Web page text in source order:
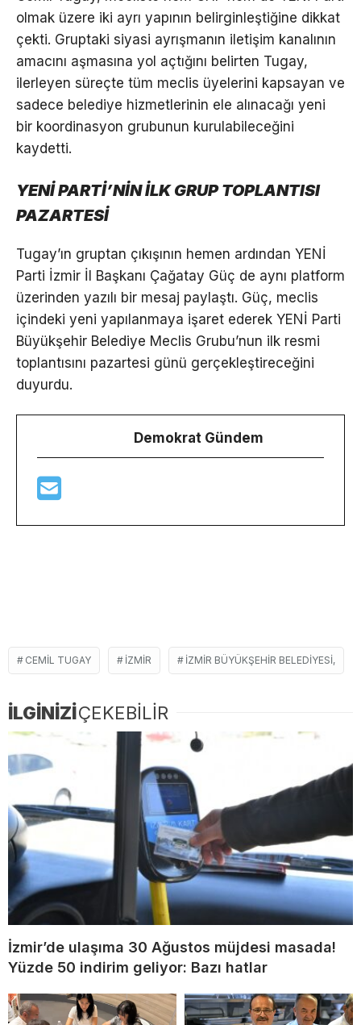
olmak üzere iki ayrı yapının belirginleştiğine dikkat
çekti. Gruptaki siyasi ayrışmanın iletişim kanalının
amacını aşmasına yol açtığını belirten Tugay,
ilerleyen süreçte tüm meclis üyelerini kapsayan ve
sadece belediye hizmetlerinin ele alınacağı yeni
bir koordinasyon grubunun kurulabileceğini
kaydetti.
YENİ PARTİ’NİN İLK GRUP TOPLANTISI
PAZARTESİ
Tugay’ın gruptan çıkışının hemen ardından YENİ
Parti İzmir İl Başkanı Çağatay Güç de aynı platform
üzerinden yazılı bir mesaj paylaştı. Güç, meclis
içindeki yeni yapılanmaya işaret ederek YENİ Parti
Büyükşehir Belediye Meclis Grubu’nun ilk resmi
toplantısını pazartesi günü gerçekleştireceğini
duyurdu.
Demokrat Gündem
CEMIL TUGAY İZMIR İZMIR BÜYÜKŞEHIR BELEDIYESI,
İLGİNİZİÇEKEBİLİR
İzmir’de ulaşıma 30 Ağustos müjdesi masada!
Yüzde 50 indirim geliyor: Bazı hatlar